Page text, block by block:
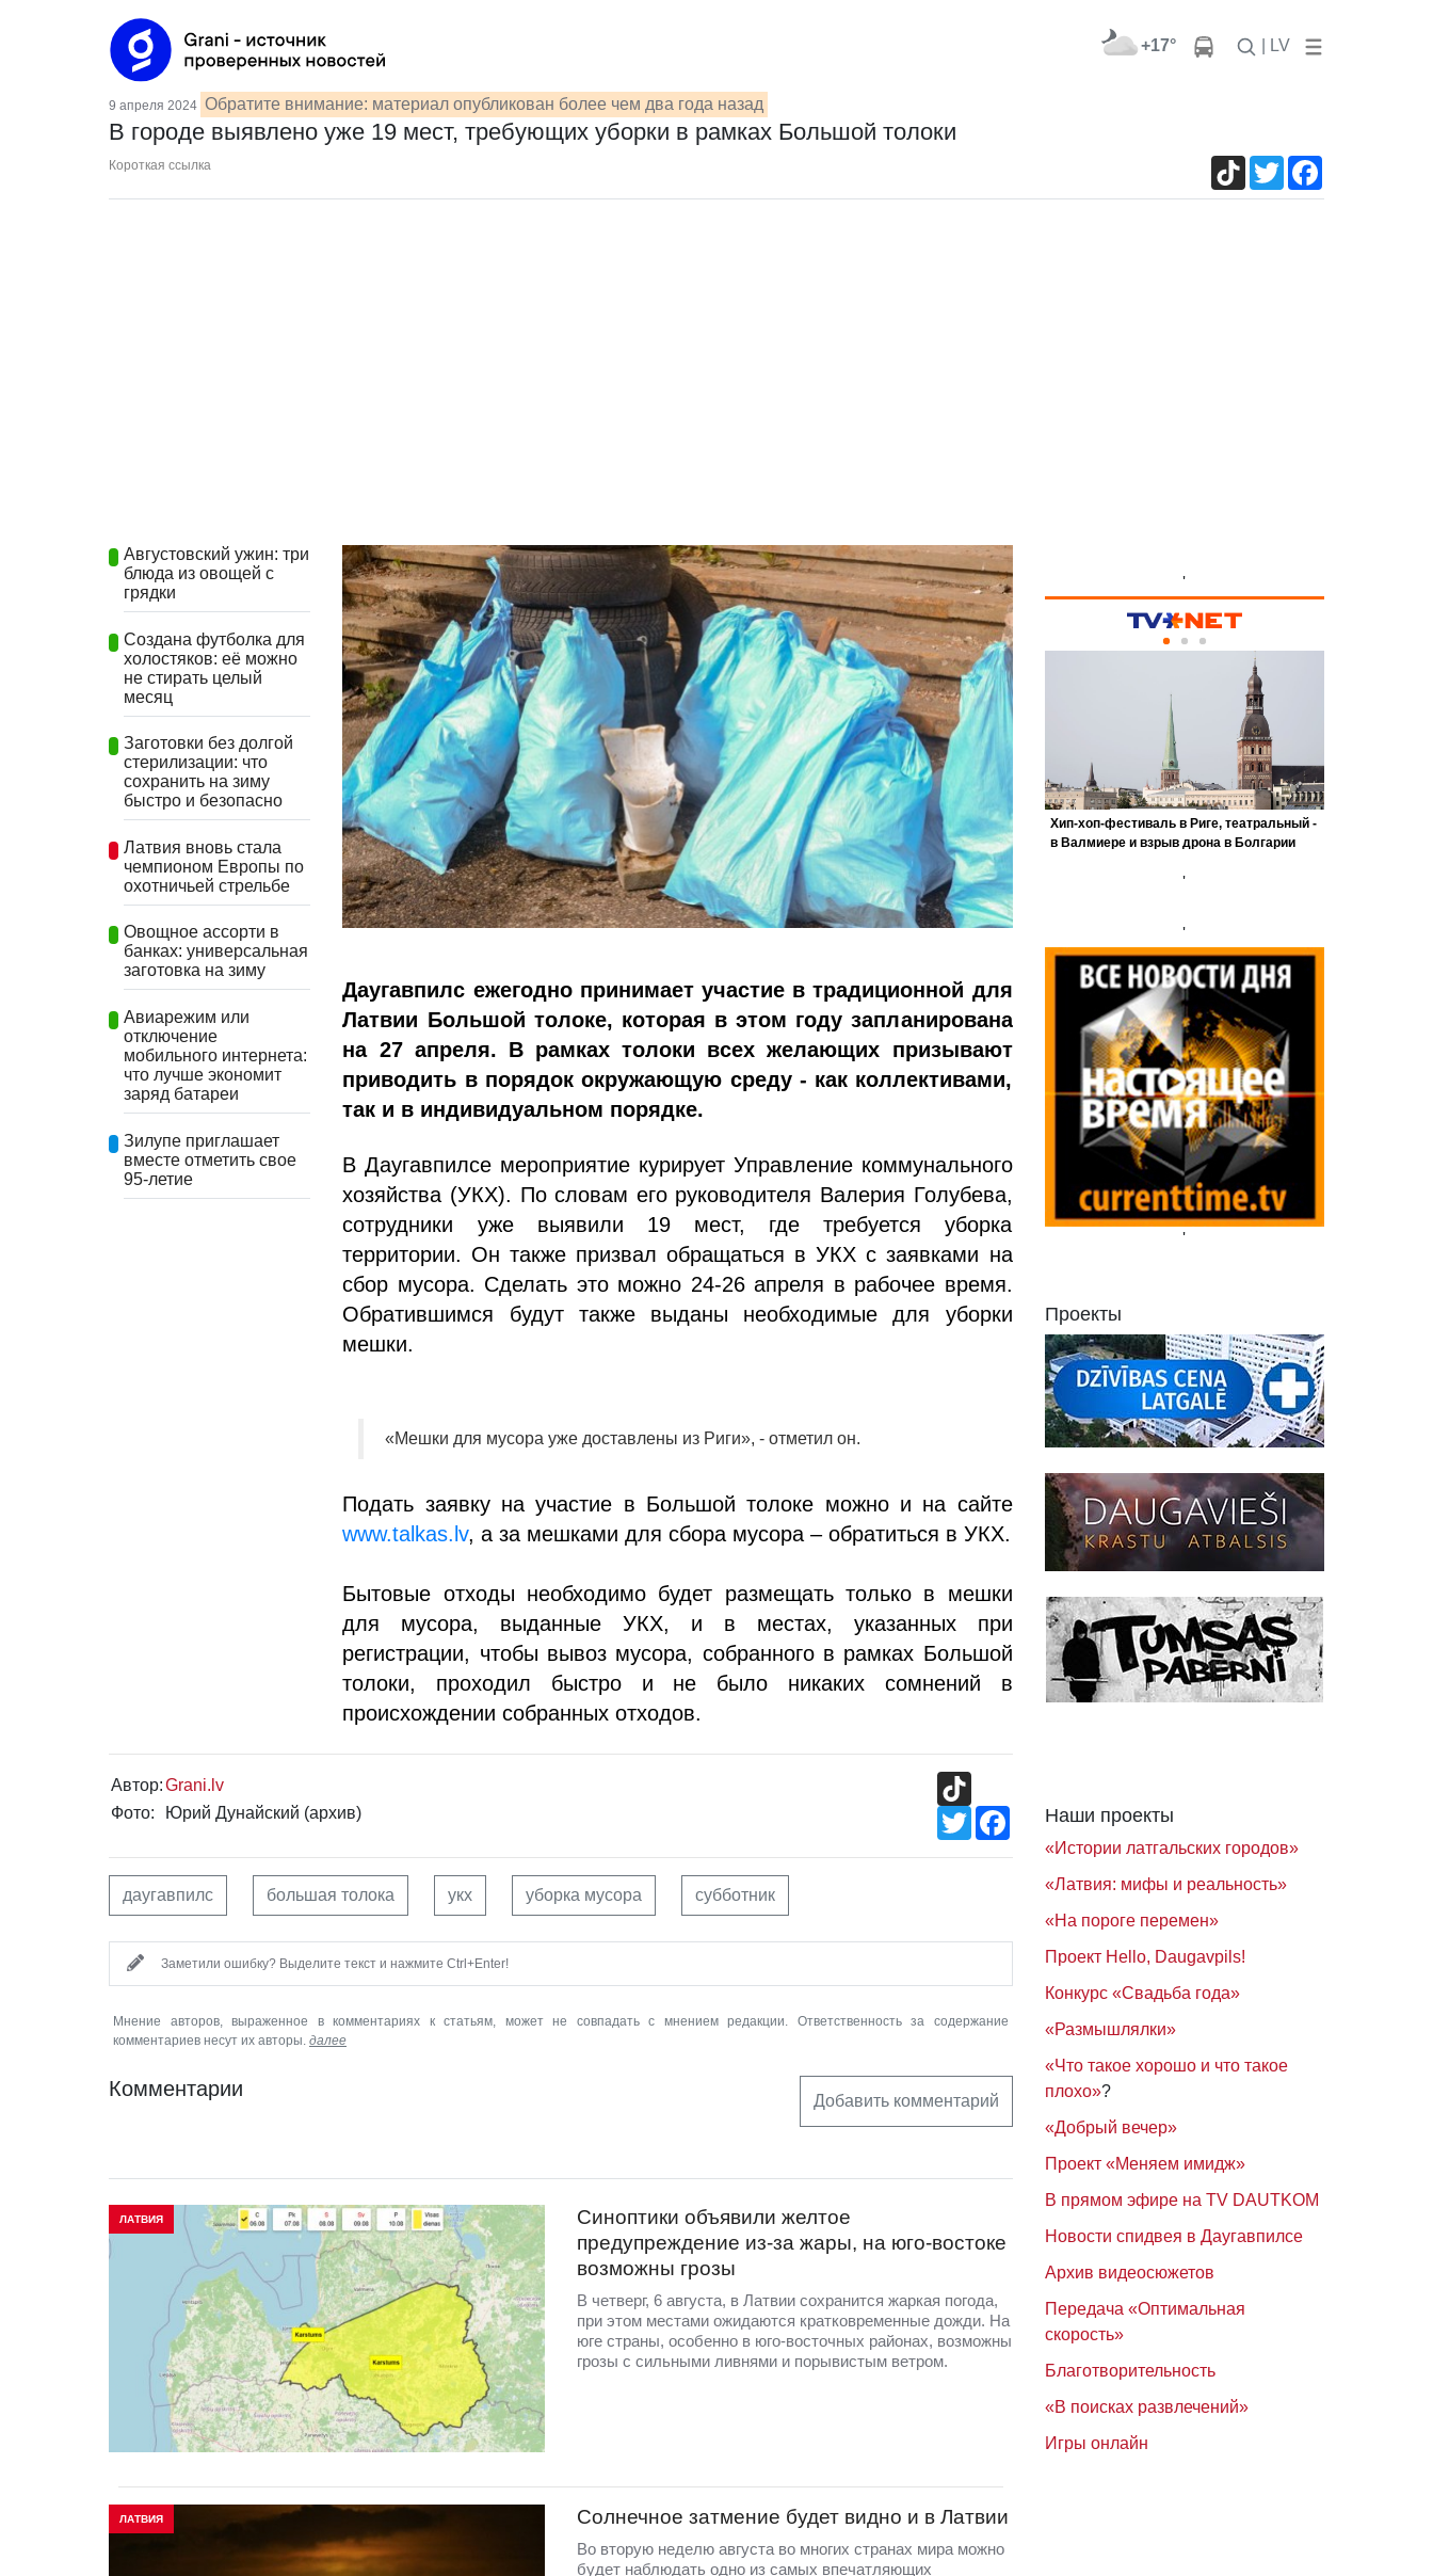
+17° | LV
9 апреля 2024 Обратите внимание: материал опубликован более чем два года назад
В городе выявлено уже 19 мест, требующих уборки в рамках Большой толоки
Короткая ссылка TikTokTwitter
Августовский ужин: три
блюда из овощей с
грядки
Создана футболка для
холостяков: её можно
не стирать целый
месяц
Заготовки без долгой
стерилизации: что
сохранить на зиму
быстро и безопасно
Латвия вновь стала
чемпионом Европы по
охотничьей стрельбе
Овощное ассорти в
банках: универсальная
заготовка на зиму
Авиарежим или
отключение
мобильного интернета:
что лучше экономит
заряд батареи
Зилупе приглашает
вместе отметить свое
95-летие
Даугавпилс ежегодно принимает участие в традиционной для
Латвии Большой толоке, которая в этом году запланирована
на 27 апреля. В рамках толоки всех желающих призывают
приводить в порядок окружающую среду - как коллективами,
так и в индивидуальном порядке.
В Даугавпилсе мероприятие курирует Управление коммунального
хозяйства (УКХ). По словам его руководителя Валерия Голубева,
сотрудники уже выявили 19 мест, где требуется уборка
территории. Он также призвал обращаться в УКХ с заявками на
сбор мусора. Сделать это можно 24-26 апреля в рабочее время.
Обратившимся будут также выданы необходимые для уборки
мешки.
«Мешки для мусора уже доставлены из Риги», - отметил он.
Подать заявку на участие в Большой толоке можно и на сайте
www.talkas.lv, а за мешками для сбора мусора – обратиться в УКХ.
Бытовые отходы необходимо будет размещать только в мешки
для мусора, выданные УКХ, и в местах, указанных при
регистрации, чтобы вывоз мусора, собранного в рамках Большой
толоки, проходил быстро и не было никаких сомнений в
происхождении собранных отходов.
Автор:Grani.lv
Фото:
Юрий Дунайский (архив)
TikTok
TwitterFacebook
даугавпилс большая толока укх уборка мусора субботник
Заметили ошибку? Выделите текст и нажмите Ctrl+Enter!
Мнение авторов, выраженное в комментариях к статьям, может не совпадать с мнением редакции. Ответственность за содержание
комментариев несут их авторы. далее
Комментарии
Добавить комментарий
ЛАТВИЯ
Синоптики объявили желтое
предупреждение из-за жары, на юго-востоке
возможны грозы
В четверг, 6 августа, в Латвии сохранится жаркая погода,
при этом местами ожидаются кратковременные дожди. На
юге страны, особенно в юго-восточных районах, возможны
грозы с сильными ливнями и порывистым ветром.
ЛАТВИЯ Солнечное затмение будет видно и в Латвии
Во вторую неделю августа во многих странах мира можно
будет наблюдать одно из самых впечатляющих
'
'
'
'
Проекты
Наши проекты
«Истории латгальских городов»
«Латвия: мифы и реальность»
«На пороге перемен»
Проект Hello, Daugavpils!
Конкурс «Свадьба года»
«Размышлялки»
«Что такое хорошо и что такое
плохо»?
«Добрый вечер»
Проект «Меняем имидж»
В прямом эфире на TV DAUTKOM
Новости спидвея в Даугавпилсе
Архив видеосюжетов
Передача «Оптимальная
скорость»
Благотворительность
«В поисках развлечений»
Игры онлайн